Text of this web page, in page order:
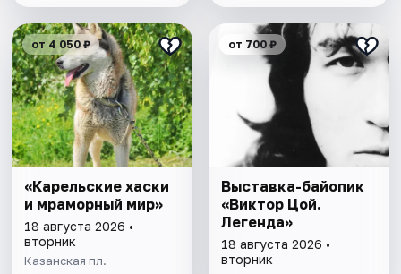
от 4 050 ₽
«Карельские хаски
и мраморный мир»
18 августа 2026 •
вторник
Казанская пл.
от 700 ₽
Выставка-байопик
«Виктор Цой.
Легенда»
18 августа 2026 •
вторник